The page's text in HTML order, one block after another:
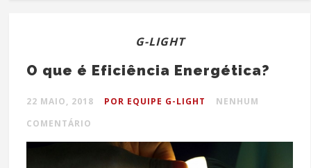
G-LIGHT
O que é Eficiência Energética?
22 MAIO, 2018 POR EQUIPE G-LIGHT
NENHUM
COMENTÁRIO